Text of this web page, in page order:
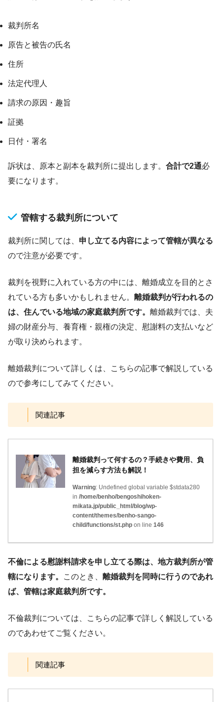
裁判所名
原告と被告の氏名
住所
法定代理人
請求の原因・趣旨
証拠
日付・署名
訴状は、原本と副本を裁判所に提出します。 合計で2通必
要になります。
管轄する裁判所について
裁判所に関しては、 申し立てる内容によって管轄が異なる
ので注意が必要です。
裁判を視野に入れている方の中には、離婚成立を目的とさ
れている方も多いかもしれません。 離婚裁判が行われるの
は、住んでいる地域の家庭裁判所です。 離婚裁判では、夫
婦の財産分与、養育権・親権の決定、慰謝料の支払いなど
が取り決められます。
離婚裁判について詳しくは、こちらの記事で解説している
ので参考にしてみてください。
関連記事
離婚裁判って何するの？手続きや費用、負
担を減らす方法も解説！
Warning: Undefined global variable $stdata280
in /home/benho/bengoshihoken-
mikata.jp/public_html/blog/wp-
content/themes/benho-sango-
child/functions/st.php on line 146
不倫による慰謝料請求を申し立てる際は、地方裁判所が管
轄になります。
このとき、 離婚裁判を同時に行うのであれ
ば、管轄は家庭裁判所です。
不倫裁判については、こちらの記事で詳しく解説している
のであわせてご覧ください。
関連記事